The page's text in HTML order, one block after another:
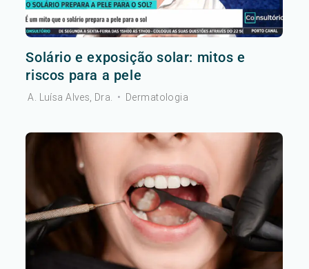
Solário e exposição solar: mitos e
riscos para a pele
A. Luísa Alves, Dra. • Dermatologia